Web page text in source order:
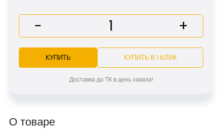
О товаре
- +
КУПИТЬ КУПИТЬ В 1 КЛИК
Доставка до ТК в день заказа!